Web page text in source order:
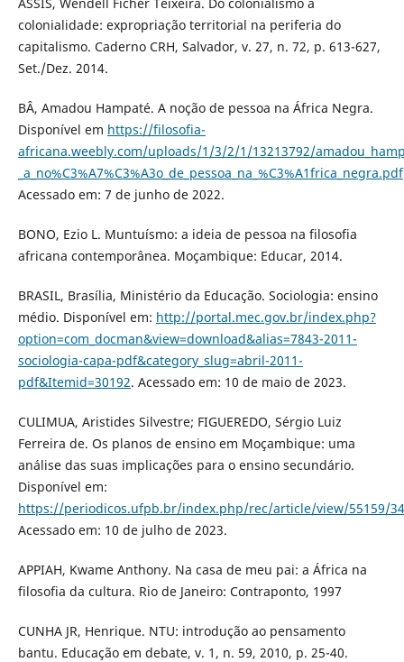
colonialidade: expropriação territorial na periferia do
capitalismo. Caderno CRH, Salvador, v. 27, n. 72, p. 613-627,
Set./Dez. 2014.
BÂ, Amadou Hampaté. A noção de pessoa na África Negra.
Disponível em https://filosofia-
africana.weebly.com/uploads/1/3/2/1/13213792/
_a_no%C3%A7%C3%A3o_de_pessoa_na_%C3%A1frica_negra.pdf
Acessado em: 7 de junho de 2022.
BONO, Ezio L. Muntuísmo: a ideia de pessoa na filosofia
africana contemporânea. Moçambique: Educar, 2014.
BRASIL, Brasília, Ministério da Educação. Sociologia: ensino
médio. Disponível em: http://portal.mec.gov.br/index.php?
option=com_docman&view=download&alias=7843-2011-
sociologia-capa-pdf&category_slug=abril-2011-
pdf&Itemid=30192. Acessado em: 10 de maio de 2023.
CULIMUA, Aristides Silvestre; FIGUEREDO, Sérgio Luiz
Ferreira de. Os planos de ensino em Moçambique: uma
análise das suas implicações para o ensino secundário.
Disponível em:
https://periodicos.ufpb.br/index.php/rec/article/view/55159/
Acessado em: 10 de julho de 2023.
APPIAH, Kwame Anthony. Na casa de meu pai: a África na
filosofia da cultura. Rio de Janeiro: Contraponto, 1997
CUNHA JR, Henrique. NTU: introdução ao pensamento
bantu. Educação em debate, v. 1, n. 59, 2010, p. 25-40.